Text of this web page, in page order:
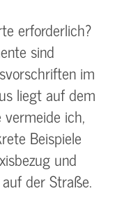
erforderlich?
sind
im
liegt auf dem
ich,
Beispiele
und
der Straße.